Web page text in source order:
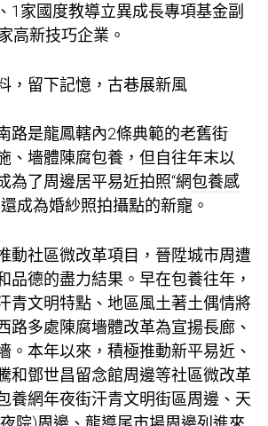
1家國度教導立異成長專項基金副
高新技巧企業。
，留下記憶，古巷展新風
路是龍鳳轄內2條典範的老舊街
、墻體陳腐包養 ，但自往年末以
為了周邊居平易近拍照“網包養感
成為婚紗照拍攝點的新寵。
動社區微改革項目，晉陞城市周遭
品德的盡力結果。早在包養往年，
青文明特點、地區風土著土偶情將
路多處陳腐墻體改革為宣揚長廊、
。本年以來，積極推動新平易近、
和鄧世昌留念館周邊等社區微改革
養網年夜街汗青文明街區周邊、天